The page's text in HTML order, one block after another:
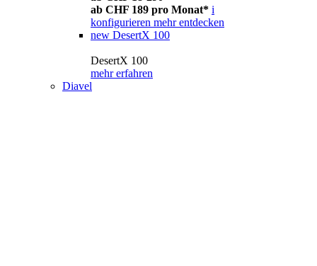
ab CHF 189 pro Monat* i
konfigurieren mehr entdecken
new DesertX 100
DesertX 100
mehr erfahren
Diavel